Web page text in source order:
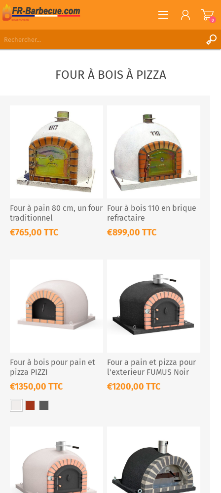
0
FOUR À BOIS À PIZZA
Four à pain 80 cm, un four
traditionnel
€765,00 TTC
Four à bois 110 en brique
refractaire
€899,00 TTC
Four à bois pour pain et
pizza PIZZI
€1350,00 TTC
Four a pain et pizza pour
l'exterieur FUMUS Noir
€1200,00 TTC